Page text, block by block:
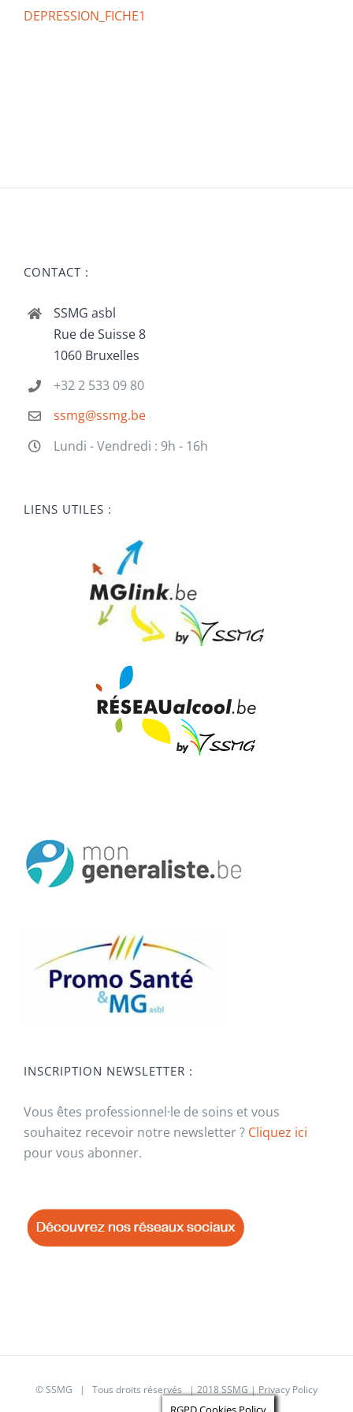
DEPRESSION_FICHE1
CONTACT :
SSMG asbl
Rue de Suisse 8
1060 Bruxelles
+32 2 533 09 80
ssmg@ssmg.be
Lundi - Vendredi : 9h - 16h
LIENS UTILES :
INSCRIPTION NEWSLETTER :
Vous êtes professionnel·le de soins et vous
souhaitez recevoir notre newsletter ? Cliquez ici
pour vous abonner.
© SSMG | Tous droits réservés | 2018 SSMG |Privacy Policy